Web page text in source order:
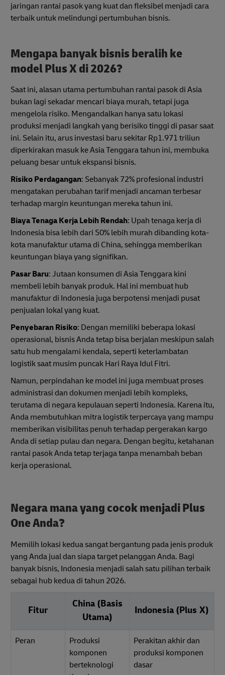
jaringan rantai pasok yang kuat dan fleksibel menjadi cara
terbaik untuk melindungi pertumbuhan bisnis.
Mengapa banyak bisnis beralih ke
model Plus X di 2026?
Saat ini, alasan utama pertumbuhan rantai pasok di Asia
bukan lagi sekadar mencari biaya murah, tetapi juga
mengelola risiko. Mengandalkan hanya satu lokasi
produksi menjadi langkah yang berisiko tinggi di pasar saat
ini. Selain itu, arus investasi baru sekitar Rp1.971 triliun
diperkirakan masuk ke Asia Tenggara tahun ini, membuka
peluang besar untuk ekspansi bisnis.
Risiko Perdagangan: Sebanyak 72% profesional industri
mengatakan perubahan tarif menjadi ancaman terbesar
terhadap margin keuntungan mereka tahun ini.
Biaya Tenaga Kerja Lebih Rendah: Upah tenaga kerja di
Indonesia bisa lebih dari 50% lebih murah dibanding kota-
kota manufaktur utama di China, sehingga memberikan
keuntungan biaya yang signifikan.
Pasar Baru: Jutaan konsumen di Asia Tenggara kini
membeli lebih banyak produk. Hal ini membuat hub
manufaktur di Indonesia juga berpotensi menjadi pusat
penjualan lokal yang kuat.
Penyebaran Risiko: Dengan memiliki beberapa lokasi
operasional, bisnis Anda tetap bisa berjalan meskipun salah
satu hub mengalami kendala, seperti keterlambatan
logistik saat musim puncak Hari Raya Idul Fitri.
Namun, perpindahan ke model ini juga membuat proses
administrasi dan dokumen menjadi lebih kompleks,
terutama di negara kepulauan seperti Indonesia. Karena itu,
Anda membutuhkan mitra logistik terpercaya yang mampu
memberikan visibilitas penuh terhadap pergerakan kargo
Anda di setiap pulau dan negara. Dengan begitu, ketahanan
rantai pasok Anda tetap terjaga tanpa menambah beban
kerja operasional.
Negara mana yang cocok menjadi Plus
One Anda?
Memilih lokasi kedua sangat bergantung pada jenis produk
yang Anda jual dan siapa target pelanggan Anda. Bagi
banyak bisnis, Indonesia menjadi salah satu pilihan terbaik
sebagai hub kedua di tahun 2026.
Fitur
China (Basis
Utama)
Indonesia (Plus X)
Peran
Produksi
komponen
berteknologi
Perakitan akhir dan
produksi komponen
dasar